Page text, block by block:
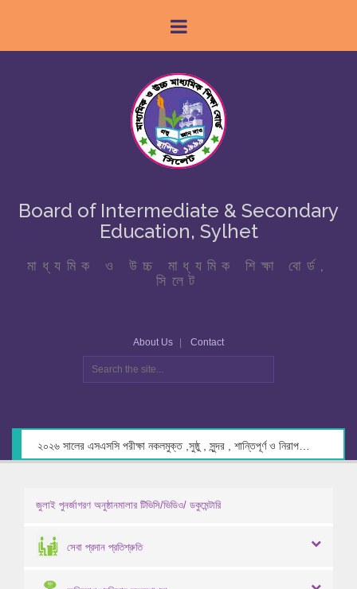
Board of Intermediate & Secondary
Education, Sylhet
মাধ্যমিক ও উচ্চ মাধ্যমিক শিক্ষা বোর্ড,
সিলেট
About Us Contact
জুলাই পুনর্জাগরণ অনুষ্ঠানমালার টিভিসি/ভিডিও/ ডকুমেন্টারি
সেবা প্রদান প্রতিশ্রুতি